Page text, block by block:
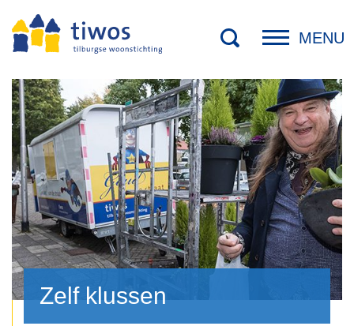
MENU
Zelf klussen